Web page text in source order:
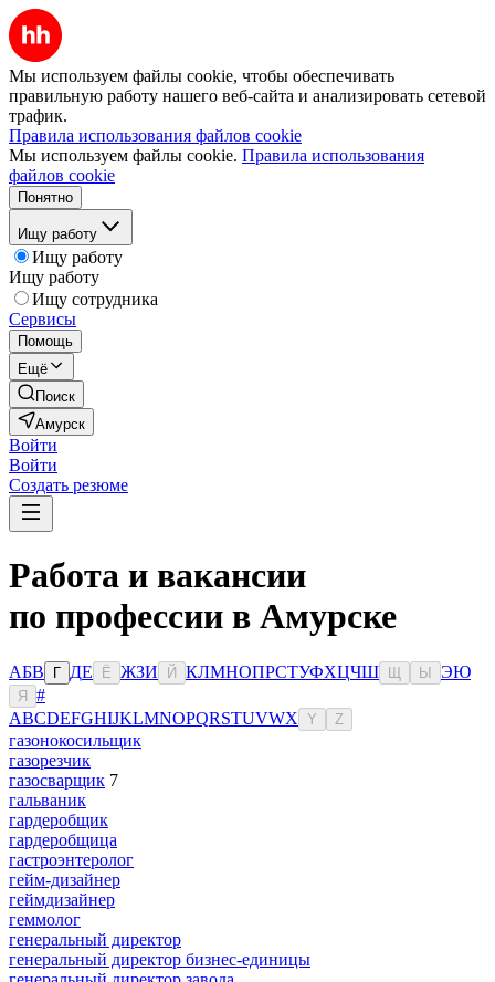
Мы используем файлы cookie, чтобы обеспечивать
правильную работу нашего веб-сайта и анализировать сетевой
трафик.
Правила использования файлов cookie
Мы используем файлы cookie. Правила использования
файлов cookie
Понятно
Ищу работу
Ищу работу
Ищу работу
Ищу сотрудника
Сервисы
Помощь
Ещё
Поиск
Амурск
Войти
Войти
Создать резюме
Работа и вакансии
по профессии в Амурске
АБВ Г ДЕ Ё ЖЗИ Й КЛМНОПРСТУФХЦЧШ Ы ЭЮ
Я
#
ABCDEFGHIJKLMNOPQRSTUVWX Y Z
газонокосильщик
газорезчик
газосварщик 7
гальваник
гардеробщик
гардеробщица
гастроэнтеролог
гейм-дизайнер
геймдизайнер
геммолог
генеральный директор
генеральный директор бизнес-единицы